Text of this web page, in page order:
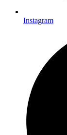
Instagram